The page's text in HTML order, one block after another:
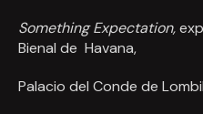
Something Expectation,
Bienal de Havana,
Palacio del Conde de